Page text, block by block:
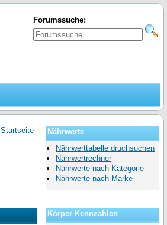
Forumssuche:
Startseite
Nährwerte
Nährwerttabelle druchsuchen
Nährwertrechner
Nährwerte nach Kategorie
Nährwerte nach Marke
Körper Kennzahlen